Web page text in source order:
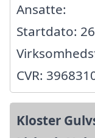
Ansatte:
Startdato:
CVR:
Kloster